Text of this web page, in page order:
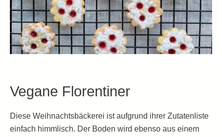
Vegane Florentiner
Diese Weihnachtsbäckerei ist aufgrund ihrer Zutatenliste
einfach himmlisch. Der Boden wird ebenso aus einem